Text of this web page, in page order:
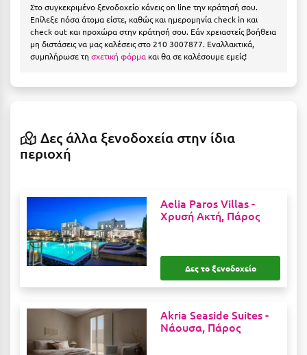
Ζαγοροχώρια
Ζάκυνθος
Η
Ηράκλειο
Θεσσαλονίκη
Ιεράπετρα
Ικαρία
Στο συγκεκριμένο ξενοδοχείο κάνεις on line την κράτησή σου.
Επίλεξε πόσα άτομα είστε, καθώς και ημερομηνία check in και
check out και προχώρα στην κράτησή σου. Εάν χρειαστείς βοήθεια
μη διστάσεις να μας καλέσεις στο 210 3007877. Εναλλακτικά,
συμπλήρωσε τη σχετική φόρμα και θα σε καλέσουμε εμείς!
Δες άλλα ξενοδοχεία στην ίδια
περιοχή
Aelia Paros Villas -
Χρυσή Ακτή, Πάρος
Δες το ξενοδοχείο
Akria Seaside Suites -
Νάουσα, Πάρος